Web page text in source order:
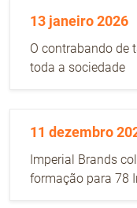
13 janeiro 2026
O contrabando de
toda a sociedade
11 dezembro
Imperial Brands
formação para 78